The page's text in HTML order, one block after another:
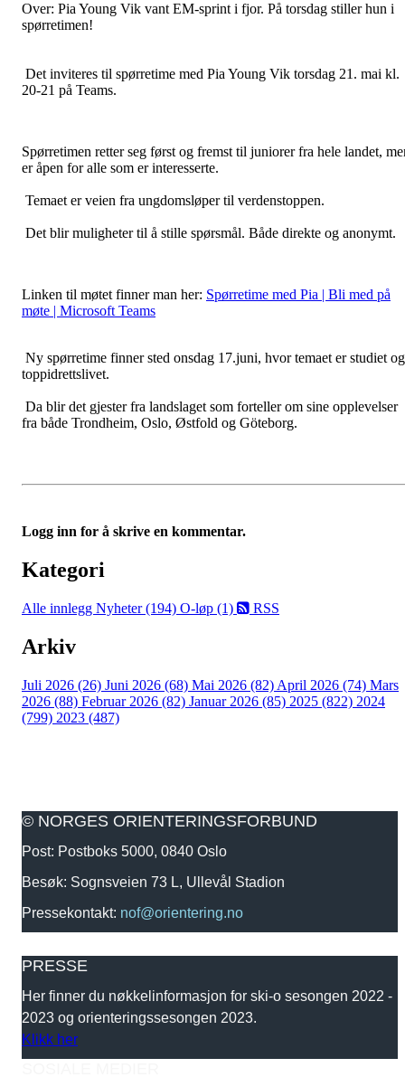
Over: Pia Young Vik vant EM-sprint i fjor. På torsdag stiller hun i
spørretimen!
Det inviteres til spørretime med Pia Young Vik torsdag 21. mai kl.
20-21 på Teams.
Spørretimen retter seg først og fremst til juniorer fra hele landet,
er åpen for alle som er interesserte.
Temaet er veien fra ungdomsløper til verdenstoppen.
Det blir muligheter til å stille spørsmål. Både direkte og anonymt.
Linken til møtet finner man her: Spørretime med Pia | Bli med på
møte | Microsoft Teams
Ny spørretime finner sted onsdag 17.juni, hvor temaet er studiet og
toppidrettslivet.
Da blir det gjester fra landslaget som forteller om sine opplevelser
fra både Trondheim, Oslo, Østfold og Göteborg.
Logg inn for å skrive en kommentar.
Kategori
Alle innlegg Nyheter (194) O-løp (1) RSS
Arkiv
Juli 2026 (26) Juni 2026 (68) Mai 2026 (82) April 2026 (74) Mars
2026 (88) Februar 2026 (82) Januar 2026 (85) 2025 (822) 2024
(799) 2023 (487)
© NORGES ORIENTERINGSFORBUND
Post: Postboks 5000, 0840 Oslo
Besøk: Sognsveien 73 L, Ullevål Stadion
Pressekontakt: nof@orientering.no
PRESSE
Her finner du nøkkelinformasjon for ski-o sesongen 2022 -
2023 og orienteringssesongen 2023.
Klikk her